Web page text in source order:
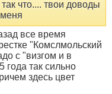
что.... твои доводы
все время
"Комслмольский
с "визгом и в
года так сильно
здесь цвет